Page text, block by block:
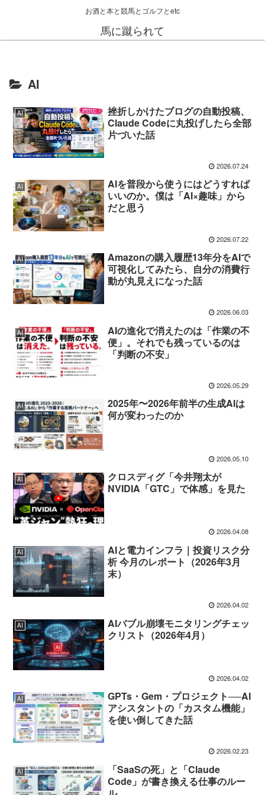
お酒と本と競馬とゴルフとetc
馬に蹴られて
AI
AI
挫折しかけたブログの自動投稿、
Claude Codeに丸投げしたら全部
片づいた話
2026.07.24
AI
AIを普段から使うにはどうすれば
いいのか。僕は「AI×趣味」から
だと思う
2026.07.22
AI
Amazonの購入履歴13年分をAIで
可視化してみたら、自分の消費行
動が丸見えになった話
2026.06.03
AI
AIの進化で消えたのは「作業の不
便」。それでも残っているのは
「判断の不安」
2026.05.29
AI
2025年〜2026年前半の生成AIは
何が変わったのか
2026.05.10
AI
クロスディグ「今井翔太が
NVIDIA「GTC」で体感」を見た
2026.04.08
AI
AIと電力インフラ｜投資リスク分
析 今月のレポート（2026年3月
末）
2026.04.02
AI
AIバブル崩壊モニタリングチェッ
クリスト（2026年4月）
2026.04.02
AI
GPTs・Gem・プロジェクト──AI
アシスタントの「カスタム機能」
を使い倒してきた話
2026.02.23
AI
「SaaSの死」と「Claude
Code」が書き換える仕事のルー